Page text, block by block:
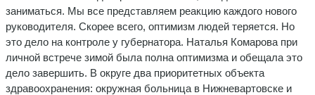
заниматься. Мы все представляем реакцию каждого нового
руководителя. Скорее всего, оптимизм людей теряется. Но
это дело на контроле у губернатора. Наталья Комарова при
личной встрече зимой была полна оптимизма и обещала это
дело завершить. В округе два приоритетных объекта
здравоохранения: окружная больница в Нижневартовске и